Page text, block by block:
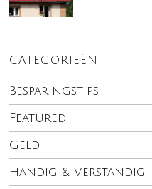
CATEGORIEËN
Besparingstips
Featured
Geld
Handig & Verstandig